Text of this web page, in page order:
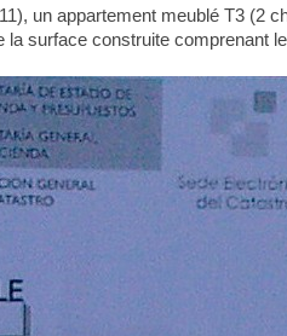
un appartement meublé T3
surface construite